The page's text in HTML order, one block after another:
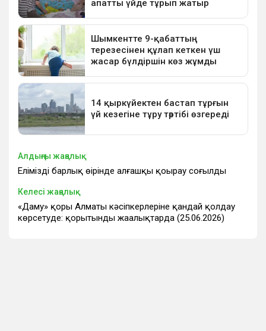
Алдыңғы жаңалық
Еліміздің барлық өңірінде алғашқы қоңырау соғылды
Келесі жаңалық
«Даму» қоры Алматы кәсіпкерлеріне қандай қолдау
көрсетуде: қорытынды жаңалықтарда (25.06.2026)